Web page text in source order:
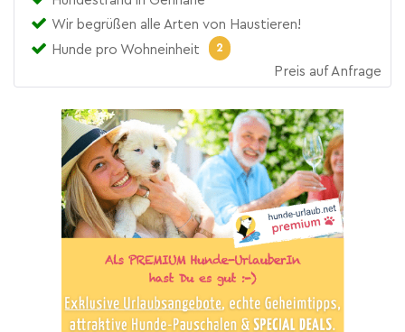
Wir begrüßen alle Arten von Haustieren!
Hunde pro Wohneinheit
2
Preis auf Anfrage